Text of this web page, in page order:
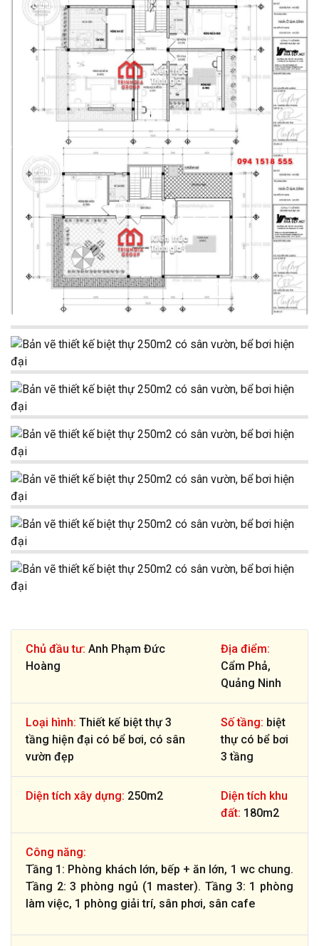
Chủ đầu tư: Anh Phạm Đức
Hoàng
Địa điểm:
Cẩm Phả,
Quảng Ninh
Loại hình: Thiết kế biệt thự 3
tầng hiện đại có bể bơi, có sân
vườn đẹp
Số tầng: biệt
thự có bể bơi
3 tầng
Diện tích xây dựng: 250m2
Diện tích khu
đất: 180m2
Công năng:
Tầng 1: Phòng khách lớn, bếp + ăn lớn, 1 wc chung.
Tầng 2: 3 phòng ngủ (1 master). Tầng 3: 1 phòng
làm việc, 1 phòng giải trí, sân phơi, sân cafe